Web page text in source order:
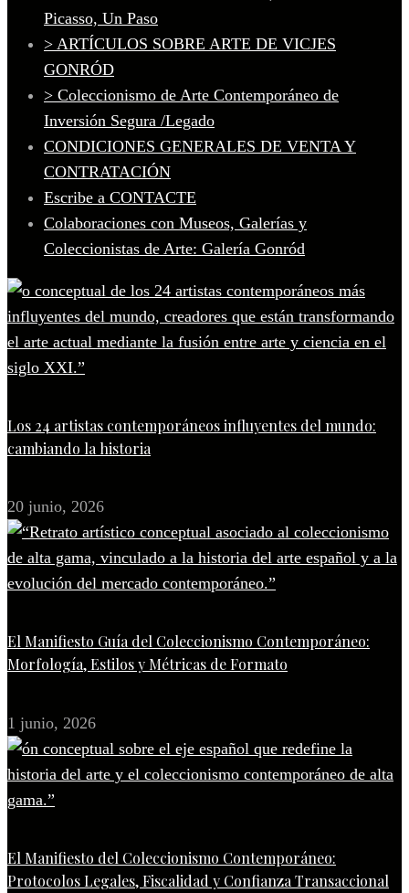
Picasso, Un Paso
> ARTÍCULOS SOBRE ARTE DE VICJES
GONRÓD
> Coleccionismo de Arte Contemporáneo de
Inversión Segura /Legado
CONDICIONES GENERALES DE VENTA Y
CONTRATACIÓN
Escribe a CONTACTE
Colaboraciones con Museos, Galerías y
Coleccionistas de Arte: Galería Gonród
Los 24 artistas contemporáneos influyentes del mundo:
cambiando la historia
20 junio, 2026
El Manifiesto Guía del Coleccionismo Contemporáneo:
Morfología, Estilos y Métricas de Formato
1 junio, 2026
El Manifiesto del Coleccionismo Contemporáneo:
Protocolos Legales, Fiscalidad y Confianza Transaccional